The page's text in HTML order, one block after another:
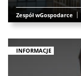
Zespół wGospodarce
INFORMACJE